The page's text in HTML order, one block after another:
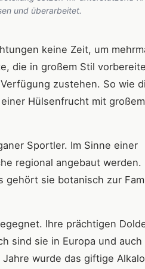
und überarbeitet.
keine Zeit, um
die in großem Stil
zustehen. So wie
Hülsenfrucht mit großem
Sportler. Im Sinne einer
regional angebaut werden.
gehört sie botanisch zur
Ihre prächtigen
sind sie in Europa und auch
wurde das giftige